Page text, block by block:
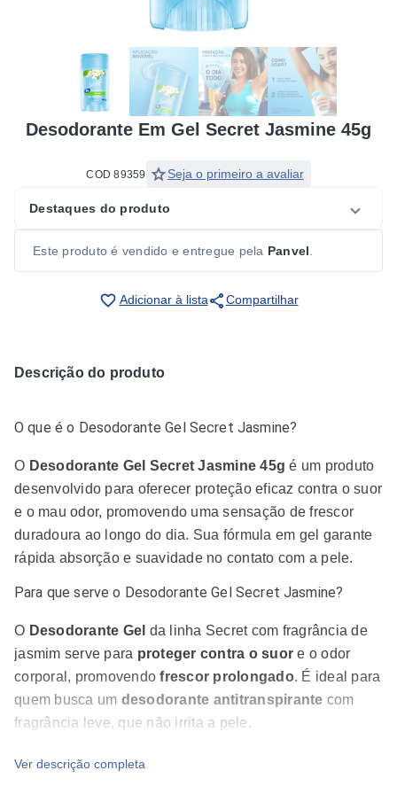
Desodorante Em Gel Secret Jasmine 45g
COD 89359 starSeja o primeiro a avaliar
Destaques do produto
Este produto é vendido e entregue pela Panvel
favorite_border Adicionar à listashareCompartilhar
Descrição do produto
O que é o Desodorante Gel Secret Jasmine?
O Desodorante Gel Secret Jasmine 45g é um produto
desenvolvido para oferecer proteção eficaz contra o suor
e o mau odor, promovendo uma sensação de frescor
duradoura ao longo do dia. Sua fórmula em gel garante
rápida absorção e suavidade no contato com a pele.
Para que serve o Desodorante Gel Secret Jasmine?
O Desodorante Gel da linha Secret com fragrância de
jasmim serve para proteger contra o suor e o odor
corporal, promovendofrescor prolongado. É ideal para
quem busca um desodorante antitranspirante com
fragrância leve, que não irrita a pele.
Composição do Desodorante Gel Secret Jasmine
Ver descrição completa